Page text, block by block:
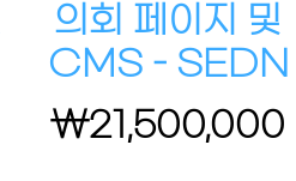
의회 페이지 및
CMS – SEDN
₩21,500,000